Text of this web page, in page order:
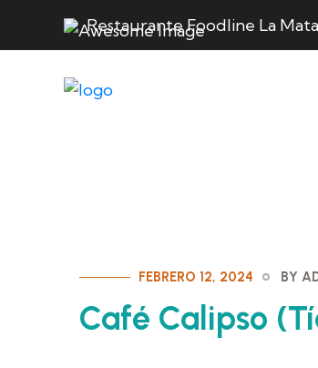
Restaurante Foodline La Mata
FEBRERO 12, 2024 BY
Café Calipso